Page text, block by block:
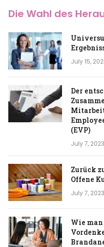
Die Wahl des
July 15,
Der
(EVP)
July 7, 2023
Zurück
Offene
July 7, 2023
Wie